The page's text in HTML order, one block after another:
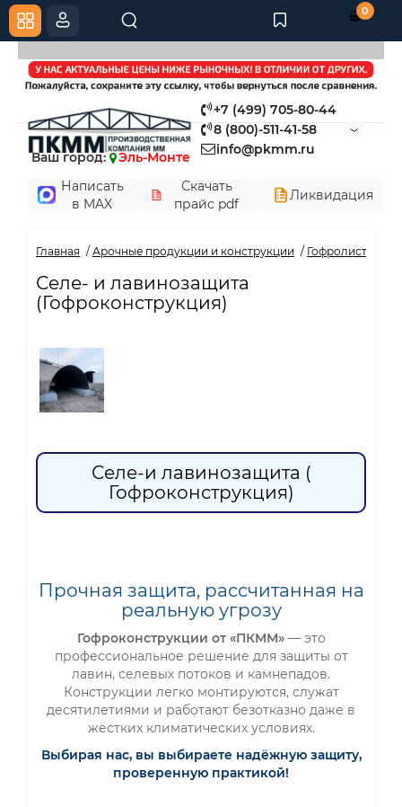
+7 (499) 705-80-44
8 (800)-511-41-58
info@pkmm.ru
Ваш город:
Эль-Монте
Написать
в MAX
Скачать
прайс pdf
Ликвидация
0
Главная Арочные продукции и конструкции Гофролист
Селе- и лавинозащита
(Гофроконструкция)
Селе-и лавинозащита (
Гофроконструкция)
Прочная защита, рассчитанная на
реальную угрозу
Гофроконструкции от «ПКММ»— это
профессиональное решение для защиты от
лавин, селевых потоков и камнепадов.
Конструкции легко монтируются, служат
десятилетиями и работают безотказно даже в
жёстких климатических условиях.
Выбирая нас, вы выбираете надёжную защиту,
проверенную практикой!